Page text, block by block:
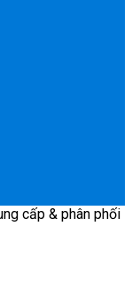
cấp & phân phối